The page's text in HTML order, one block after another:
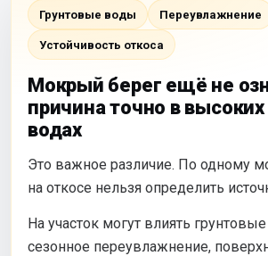
Грунтовые воды Переувлажнение
Устойчивость откоса
Мокрый берег ещё не
причина точно в
водах
Это важное различие. По одному
на откосе нельзя определить
На участок могут влиять
сезонное переувлажнение,